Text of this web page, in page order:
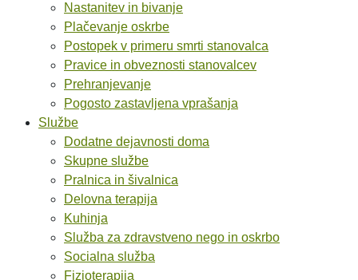
Nastanitev in bivanje
Plačevanje oskrbe
Postopek v primeru smrti stanovalca
Pravice in obveznosti stanovalcev
Prehranjevanje
Pogosto zastavljena vprašanja
Službe
Dodatne dejavnosti doma
Skupne službe
Pralnica in šivalnica
Delovna terapija
Kuhinja
Služba za zdravstveno nego in oskrbo
Socialna služba
Fizioterapija